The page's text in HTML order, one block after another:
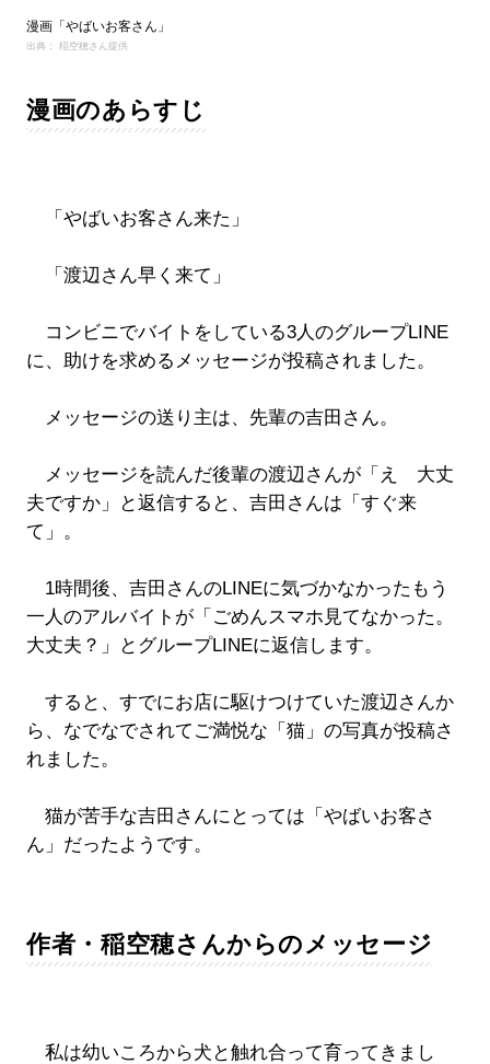
漫画「やばいお客さん」
出典： 稲空穂さん提供
漫画のあらすじ
「やばいお客さん来た」
「渡辺さん早く来て」
コンビニでバイトをしている3人のグループLINE
に、助けを求めるメッセージが投稿されました。
メッセージの送り主は、先輩の吉田さん。
メッセージを読んだ後輩の渡辺さんが「え 大丈
夫ですか」と返信すると、吉田さんは「すぐ来
て」。
1時間後、吉田さんのLINEに気づかなかったもう
一人のアルバイトが「ごめんスマホ見てなかった。
大丈夫？」とグループLINEに返信します。
すると、すでにお店に駆けつけていた渡辺さんか
ら、なでなでされてご満悦な「猫」の写真が投稿さ
れました。
猫が苦手な吉田さんにとっては「やばいお客さ
ん」だったようです。
作者・稲空穂さんからのメッセージ
私は幼いころから犬と触れ合って育ってきまし